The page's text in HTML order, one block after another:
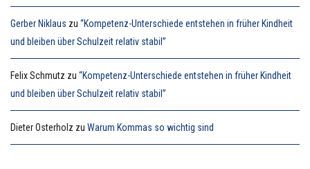
Gerber Niklaus zu “Kompetenz-Unterschiede entstehen in früher Kindheit
und bleiben über Schulzeit relativ stabil”
Felix Schmutz zu “Kompetenz-Unterschiede entstehen in früher Kindheit
und bleiben über Schulzeit relativ stabil”
Dieter Osterholz zu Warum Kommas so wichtig sind